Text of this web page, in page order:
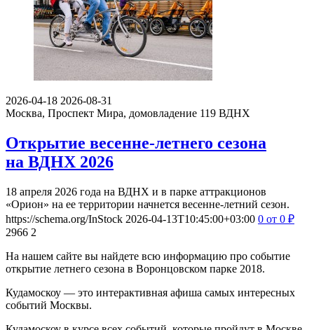
2026-04-18 2026-08-31
Москва, Проспект Мира, домовладение 119 ВДНХ
Открытие весенне-летнего сезона
на ВДНХ 2026
18 апреля 2026 года на ВДНХ и в парке аттракционов
«Орион» на ее территории начнется весенне-летний сезон.
https://schema.org/InStock 2026-04-13T10:45:00+03:00 0 от 0 ₽
2966 2
На нашем сайте вы найдете всю информацию про событие
открытие летнего сезона в Воронцовском парке 2018.
Кудамоскоу — это интерактивная афиша самых интересных
событий Москвы.